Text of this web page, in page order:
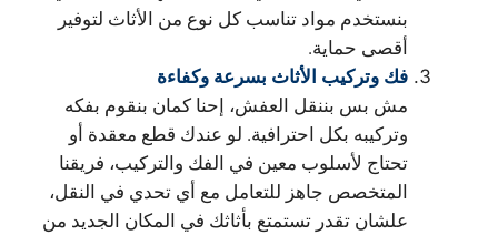
بنستخدم مواد تناسب كل نوع من الأثاث لتوفير
أقصى حماية.
فك وتركيب الأثاث بسرعة وكفاءة
مش بس بننقل العفش، إحنا كمان بنقوم بفكه
وتركيبه بكل احترافية. لو عندك قطع معقدة أو
تحتاج لأسلوب معين في الفك والتركيب، فريقنا
المتخصص جاهز للتعامل مع أي تحدي في النقل،
علشان تقدر تستمتع بأثاثك في المكان الجديد من